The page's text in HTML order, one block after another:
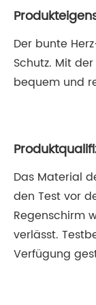
Der bunte
Schutz. Mit
bequem und
Das Material
den Test vor
Regenschirm
verlässt.
Verfügung